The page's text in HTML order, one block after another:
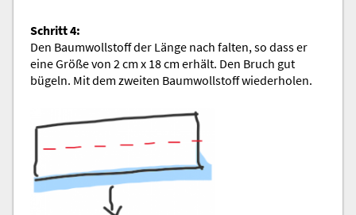
Schritt 4:
Den Baumwollstoff der Länge nach falten, so dass er
eine Größe von 2 cm x 18 cm erhält. Den Bruch gut
bügeln. Mit dem zweiten Baumwollstoff wiederholen.